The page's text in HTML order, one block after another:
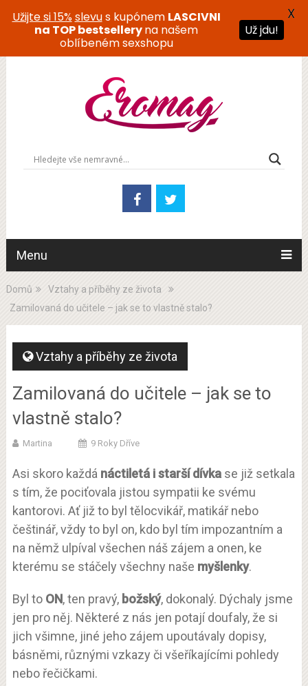
Menu
Domů
Vztahy a příběhy ze života
Zamilovaná do učitele – jak se to vlastně stalo?
Vztahy a příběhy ze života
Zamilovaná do učitele – jak se to
vlastně stalo?
Martina 9 Roky Dříve
Asi skoro každá náctiletá i starší dívkase již setkala
s tím, že pociťovala jistou sympatii ke svému
kantorovi. Ať již to byl tělocvikář, matikář nebo
češtinář, vždy to byl on, kdo byl tím impozantním a
na němž ulpíval všechen náš zájem a onen, ke
kterému se stáčely všechny naše myšlenky.
Byl to ON, ten pravý, božský, dokonalý. Dýchaly jsme
jen pro něj. Některé z nás jen potají doufaly, že si
jich všimne, jiné jeho zájem upoutávaly dopisy,
básněmi, různými vzkazy či všeříkajícími pohledy
nebo řečičkami.
Užijte si 15%slevus kupónem LASCIVNI
na TOP bestselleryna našem
oblíbeném sexshopu
Už jdu!
X